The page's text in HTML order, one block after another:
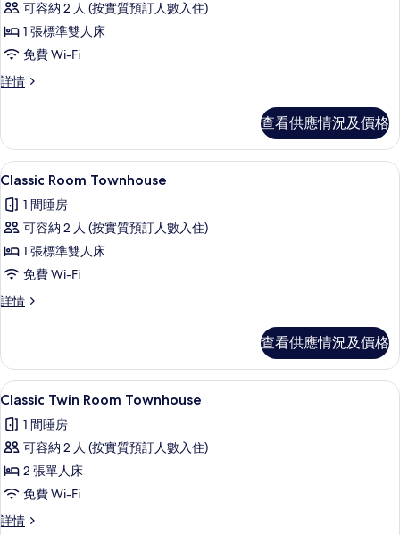
有
Accessible
Room
Main
相
片
可容納 2 人 (按實質預訂人數入住)
1 張標準雙人床
免費 Wi-Fi
詳情
Accessible
詳
情
查看供應情況及價格
載
入
所
有
Classic
Room
Townhouse
片
Classic Room Townhouse | 埃及棉床
5
Classic Room Townhouse
1 間睡房
可容納 2 人 (按實質預訂人數入住)
1 張標準雙人床
免費 Wi-Fi
詳情
Classic
情
查看供應情況及價格
載
入
所
有
Classic
Twin
Room
Classic Twin Room Townhouse | 埃
4
Classic Twin Room Townhouse
1 間睡房
可容納 2 人 (按實質預訂人數入住)
2 張單人床
免費 Wi-Fi
詳情
Classic